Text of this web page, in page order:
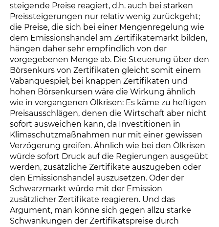
steigende Preise reagiert, d.h. auch bei starken
Preissteigerungen nur relativ wenig zurückgeht;
die Preise, die sich bei einer Mengenregelung wie
dem Emissionshandel am Zertifikatemarkt bilden,
hängen daher sehr empfindlich von der
vorgegebenen Menge ab. Die Steuerung über den
Börsenkurs von Zertifikaten gleicht somit einem
Vabanquespiel; bei knappen Zertifikaten und
hohen Börsenkursen wäre die Wirkung ähnlich
wie in vergangenen Ölkrisen: Es käme zu heftigen
Preisausschlägen, denen die Wirtschaft aber nicht
sofort ausweichen kann, da Investitionen in
Klimaschutzmaßnahmen nur mit einer gewissen
Verzögerung greifen. Ähnlich wie bei den Ölkrisen
würde sofort Druck auf die Regierungen ausgeübt
werden, zusätzliche Zertifikate auszugeben oder
den Emissionshandel auszusetzen. Oder der
Schwarzmarkt würde mit der Emission
zusätzlicher Zertifikate reagieren. Und das
Argument, man könne sich gegen allzu starke
Schwankungen der Zertifikatspreise durch